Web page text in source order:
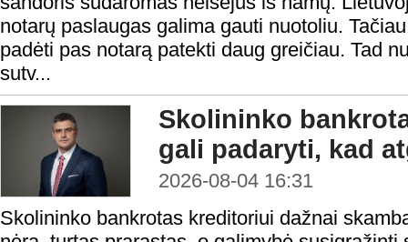
notarų paslaugas galima gauti nuotoliu.
padėti pas notarą patekti daug greičiau. Tad
sutv...
Skolininko
gali padaryti, kad
2026-08-04 16:31
Skolininko bankrotas kreditoriui dažnai